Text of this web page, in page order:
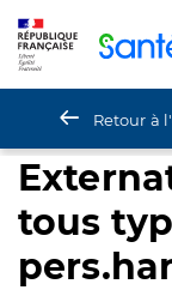
Retour à
tous